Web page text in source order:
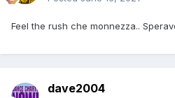
Feel the rush che monnezza..
dave2004